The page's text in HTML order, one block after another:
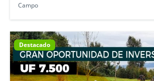
Campo
Destacado